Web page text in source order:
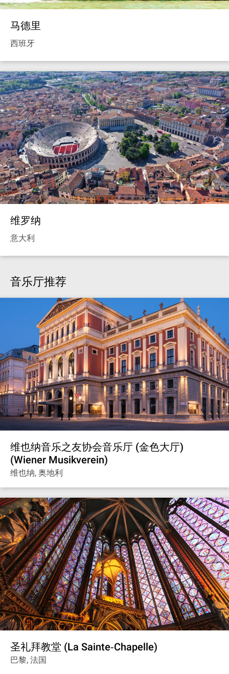
马德里
西班牙
维罗纳
意大利
音乐厅推荐
维也纳音乐之友协会音乐厅 (金色大厅)
(Wiener Musikverein)
维也纳, 奥地利
圣礼拜教堂 (La Sainte‐Chapelle)
巴黎, 法国